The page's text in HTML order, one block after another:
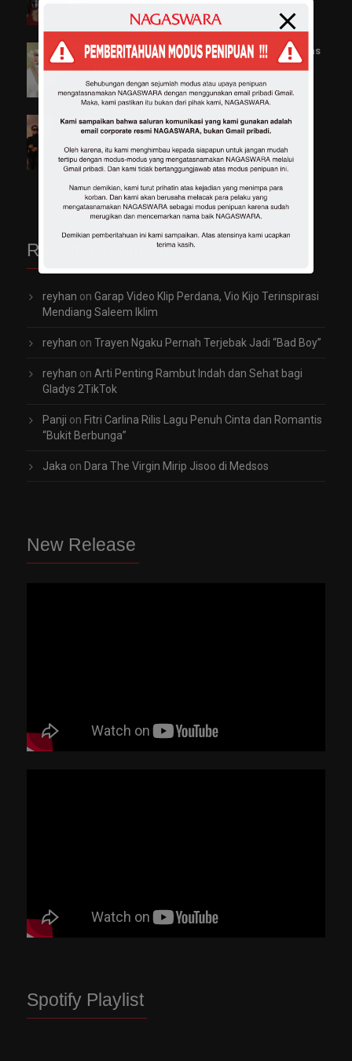
Jumat, 10 Jul 2026 11:19 WIB
“Tumbuh Berdua”, Single Pop Manis dari Inas
Hafizhah
Jumat, 03 Jul 2026 13:00 WIB
Luvia Band Rilis “Bidadari Surgaku” Siap
Jumat, 26 Jun 2026 10:33 WIB
Recent Comments
reyhan on Garap Video Klip Perdana, Vio Kijo Terinspirasi
Mendiang Saleem Iklim
reyhan on Trayen Ngaku Pernah Terjebak Jadi “Bad Boy”
reyhan on Arti Penting Rambut Indah dan Sehat bagi
Gladys 2TikTok
Panji on Fitri Carlina Rilis Lagu Penuh Cinta dan Romantis
“Bukit Berbunga”
Jaka on Dara The Virgin Mirip Jisoo di Medsos
New Release
Spotify Playlist